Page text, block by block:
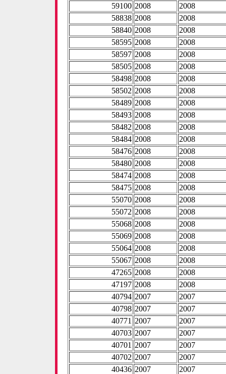
59100 2008
2008
58838 2008
2008
58840 2008
2008
58595 2008
2008
58597 2008
2008
58505 2008
2008
58498 2008
2008
58502 2008
2008
58489 2008
2008
58493 2008
2008
58482 2008
2008
58484 2008
2008
58476 2008
2008
58480 2008
2008
58474 2008
2008
58475 2008
2008
55070 2008
2008
55072 2008
2008
55068 2008
2008
55069 2008
2008
55064 2008
2008
55067 2008
2008
47265 2008
2008
47197 2008
2008
40794 2007
2007
40798 2007
2007
40771 2007
2007
40703 2007
2007
40701 2007
2007
40702 2007
2007
40436 2007
2007